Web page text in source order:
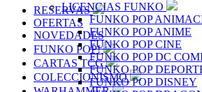
RESERVAS
OFERTAS
NOVEDADES
FUNKO POP!
CARTAS TCG
COLECCIONISMO
LICENCIAS FUNKO
FUNKO POP
FUNKO POP ANIME
FUNKO POP CINE
FUNKO POP DC
FUNKO POP
FUNKO POP DISNEY